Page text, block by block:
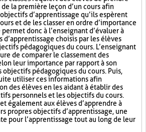
la première leçon d’un cours afin
d’apprentissage qu’ils espèrent
et de les classer en ordre d’importance
donc à l’enseignant d’évaluer à
choisis par les élèves
pédagogiques du cours. L’enseignant
de comparer le classement des
leur importance par rapport à son
objectifs pédagogiques du cours. Puis,
utiliser ces informations afin
des élèves en les aidant à établir des
personnels et les objectifs du cours.
également aux élèves d’apprendre à
propres objectifs d’apprentissage, une
pour l’apprentissage tout au long de leur